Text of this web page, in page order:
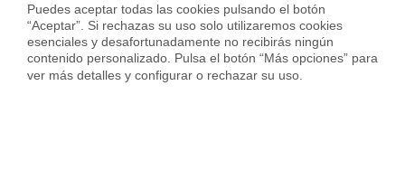
Puedes aceptar todas las cookies pulsando el botón
“Aceptar”. Si rechazas su uso solo utilizaremos cookies
esenciales y desafortunadamente no recibirás ningún
contenido personalizado. Pulsa el botón “Más opciones” para
ver más detalles y configurar o rechazar su uso.